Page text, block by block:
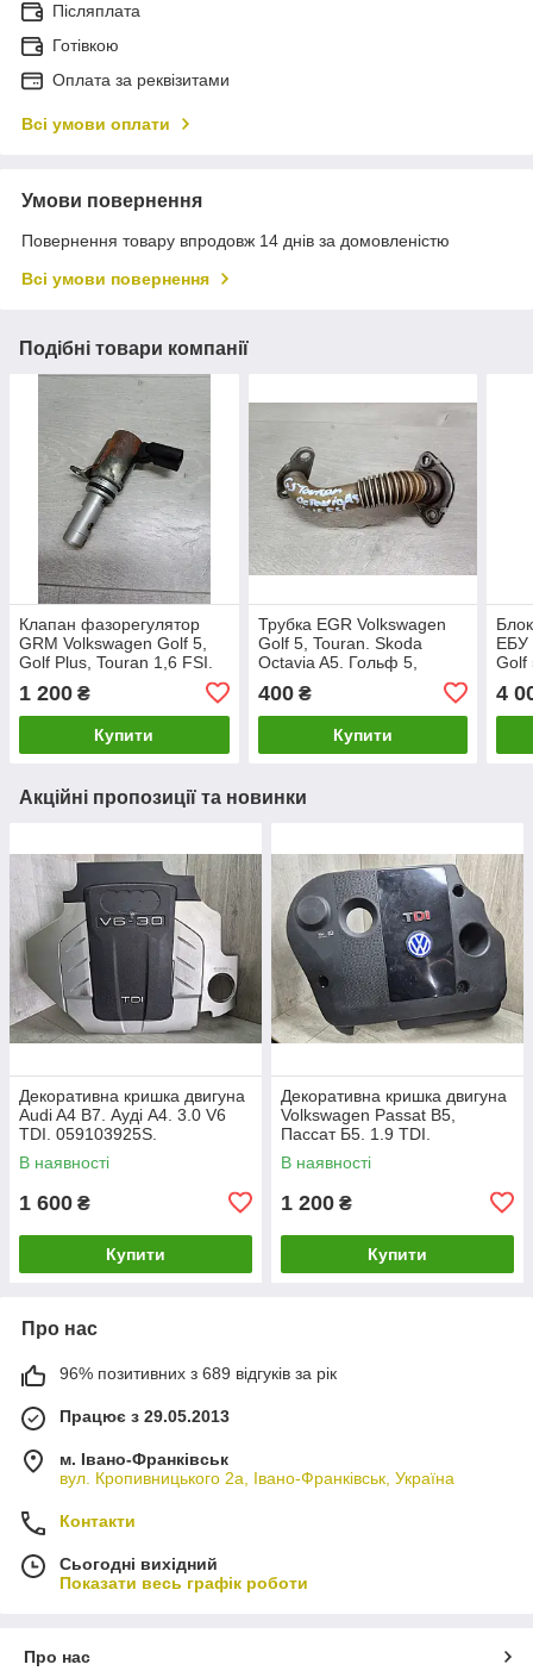
Післяплата
Готівкою
Оплата за реквізитами
Всі умови оплати
Умови повернення
Повернення товару впродовж 14 днів за домовленістю
Всі умови повернення
Подібні товари компанії
Клапан фазорегулятор
GRM Volkswagen Golf 5,
Golf Plus, Touran 1,6 FSI.
1 200 ₴
Купити
Трубка EGR Volkswagen
Golf 5, Touran. Skoda
Octavia A5. Гольф 5,
03C131521S.
400₴
Купити
ЕБУ
Golf
4
Акційні пропозиції та новинки
Декоративна кришка двигуна
Audi A4 B7. Ауді А4. 3.0 V6
TDI. 059103925S.
В наявності
1 600 ₴
Купити
Декоративна кришка двигуна
Volkswagen Passat B5,
Пассат Б5. 1.9 TDI.
038103925AP.
В наявності
1 200 ₴
Купити
Про нас
96% позитивних з 689 відгуків за рік
Працює з 29.05.2013
м. Івано-Франківськ
вул. Кропивницького 2а, Івано-Франківськ, Україна
Контакти
Сьогодні вихідний
Показати весь графік роботи
Про нас